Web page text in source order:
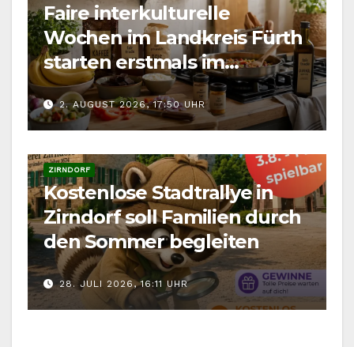
Faire interkulturelle
Wochen im Landkreis Fürth
starten erstmals im
September
2. AUGUST 2026, 17:50 UHR
ZIRNDORF
Kostenlose Stadtrallye in
Zirndorf soll Familien durch
den Sommer begleiten
28. JULI 2026, 16:11 UHR